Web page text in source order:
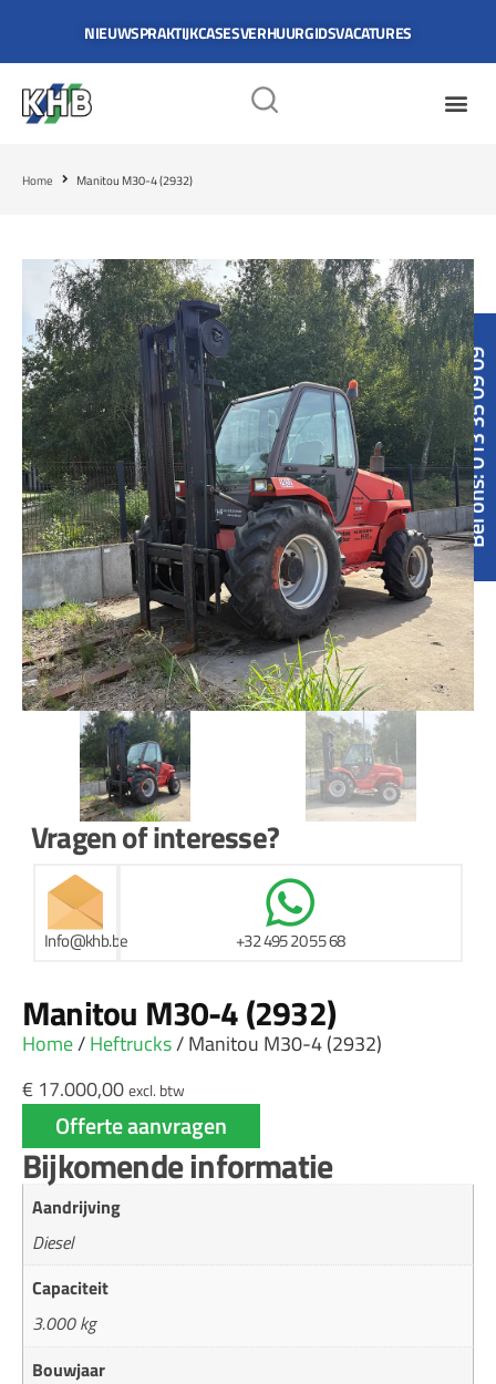
Bel ons: 013 35 09 09
NIEUWSPRAKTIJKCASESVERHUURGIDSVACATURES
Home Manitou M30-4 (2932)
Vragen of interesse?
Info@khb.be +32 495 20 55 68
Manitou M30-4 (2932)
Home/Heftrucks/ Manitou M30-4 (2932)
€ 17.000,00excl. btw
Offerte aanvragen
Bijkomende informatie
Aandrijving
Diesel
Capaciteit
3.000 kg
Bouwjaar